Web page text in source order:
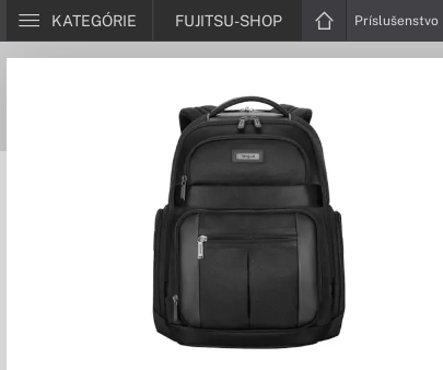
KATEGÓRIE FUJITSU-SHOP Príslušenstvo